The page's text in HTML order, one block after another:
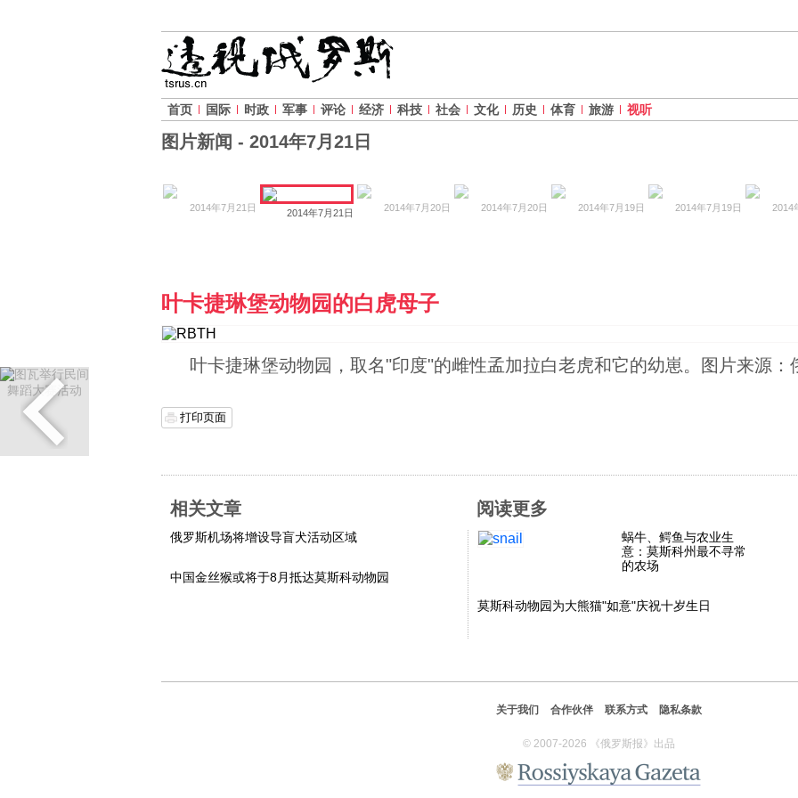
首页 国际 时政 军事 评论 经济 科技 社会 文化 历史 体育 旅游 视听
图片新闻 - 2014年7月21日
2014年7月21日 2014年7月21日 2014年7月20日 2014年7月20日 2014年7月19日 2014年7月19日 2014
叶卡捷琳堡动物园的白虎母子
叶卡捷琳堡动物园，取名"印度"的雌性孟加拉白老虎和它的幼崽。图片来源：
打印页面
相关文章
俄罗斯机场将增设导盲犬活动区域
中国金丝猴或将于8月抵达莫斯科动物园
阅读更多
蜗牛、鳄鱼与农业生
意：莫斯科州最不寻常
的农场
莫斯科动物园为大熊猫"如意"庆祝十岁生日
关于我们 合作伙伴 联系方式 隐私条款
© 2007-2026 《俄罗斯报》出品